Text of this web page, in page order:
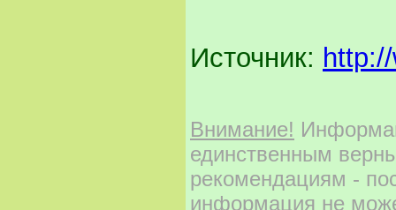
Источник:
Внимание!
единственным
рекомендациям -
информация не